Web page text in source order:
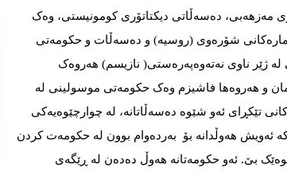
مەزهەبی، دەسەڵاتی دیکتاتۆری کومونیستی، وەک
شۆرەوی (روسیە) و دەسەڵات و حکومەتی
لە ژێر ناوی نەتەوەپەرەستی( نازیسم) هەروەک
و هەروەها فاشیزم وەک حکومەتی موسولینی لە
تێکڕای ئەو شێوە دەسەڵاتانە، لە چوارچێوه‌‌‌یه‌‌‌کی
کە ئەویش هەوڵدانه‌‌‌ بۆ بەردەوام بوون لە حکومەت کردن
بێ‌. ئه‌‌‌و حکومه‌‌‌تانه‌‌‌ هه‌‌‌وڵ ده‌‌‌ده‌‌‌ن لە ڕێگەی